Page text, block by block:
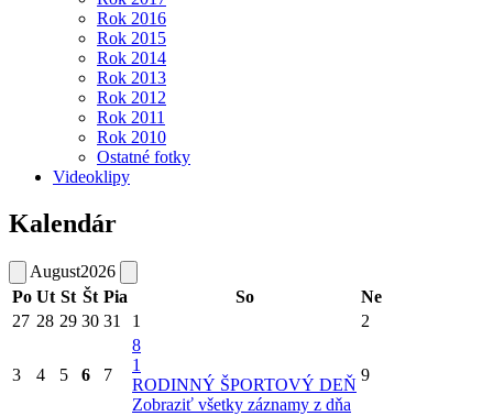
Rok 2016
Rok 2015
Rok 2014
Rok 2013
Rok 2012
Rok 2011
Rok 2010
Ostatné fotky
Videoklipy
Kalendár
August2026
Po Ut St Št Pia So
Ne
27 28 29 30 31 1 2
3 4 5 6 7
8
1
RODINNÝ ŠPORTOVÝ DEŇ
Zobraziť všetky záznamy z dňa
9